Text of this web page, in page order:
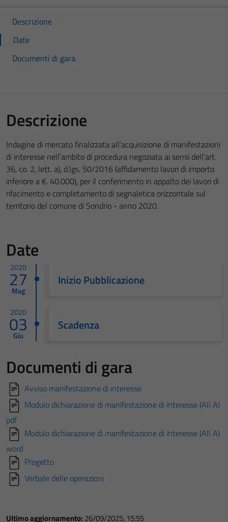
Descrizione
Date
Documenti di gara
Descrizione
Indagine di mercato finalizzata all’acquisizione di manifestazioni
di interesse nell’ambito di procedura negoziata ai sensi dell’art.
36, co. 2, lett. a), d.lgs. 50/2016 (affidamento lavori di importo
inferiore a €. 40.000), per il conferimento in appalto dei lavori di
rifacimento e completamento di segnaletica orizzontale sul
territorio del comune di Sondrio - anno 2020.
Date
2020
27
Mag
Inizio Pubblicazione
2020
03
Giu
Scadenza
Documenti di gara
Avviso manifestazione di interesse
Modulo dichiarazione di manifestazione di interesse (All A)
pdf
Modulo dichiarazione di manifestazione di interesse (All A)
word
Progetto
Verbale delle operazioni
Ultimo aggiornamento: 26/09/2025, 15:55